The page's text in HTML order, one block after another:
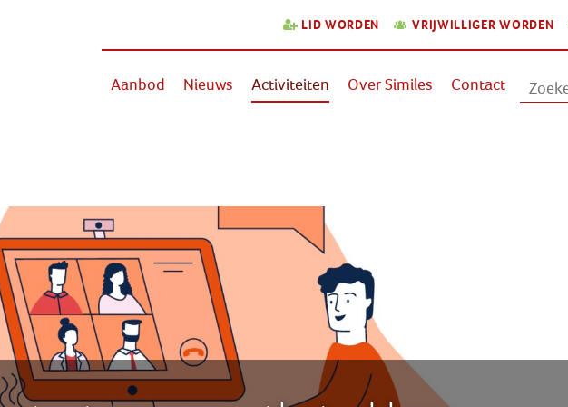
LID WORDEN VRIJWILLIGER WORDEN
Aanbod Nieuws Activiteiten Over Similes Contact